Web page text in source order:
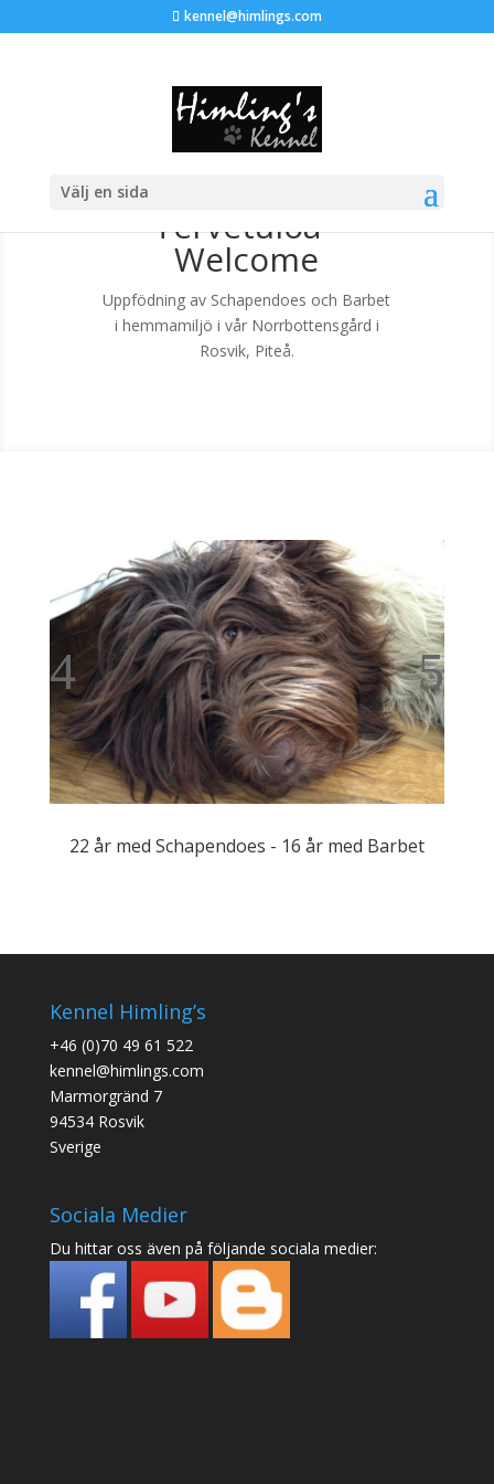
kennel@himlings.com
Välj en sidaVälkommen -
Tervetuloa -
Welcome
Uppfödning av Schapendoes och Barbet
i hemmamiljö i vår Norrbottensgård i
Rosvik, Piteå.
22 år med Schapendoes - 16 år med Barbet
Kennel Himling’s
+46 (0)70 49 61 522
kennel@himlings.com
Marmorgränd 7
94534 Rosvik
Sverige
Sociala Medier
Du hittar oss även på följande sociala medier: